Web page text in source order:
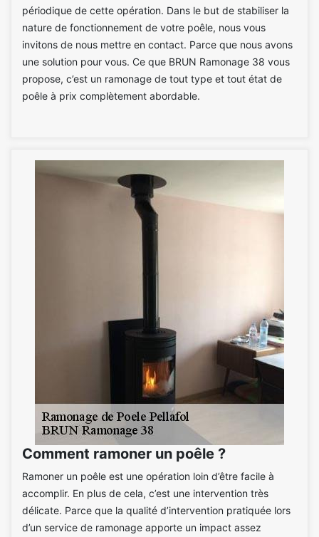
périodique de cette opération. Dans le but de stabiliser la
nature de fonctionnement de votre poêle, nous vous
invitons de nous mettre en contact. Parce que nous avons
une solution pour vous. Ce que BRUN Ramonage 38 vous
propose, c’est un ramonage de tout type et tout état de
poêle à prix complètement abordable.
Comment ramoner un poêle ?
Ramoner un poêle est une opération loin d’être facile à
accomplir. En plus de cela, c’est une intervention très
délicate. Parce que la qualité d’intervention pratiquée lors
d’un service de ramonage apporte un impact assez